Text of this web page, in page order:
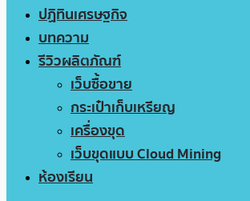
ปฏิทินเศรษฐกิจ
บทความ
รีวิวผลิตภัณฑ์
เว็บซื้อขาย
กระเป๋าเก็บเหรียญ
เครื่องขุด
เว็บขุดแบบ Cloud Mining
ห้องเรียน